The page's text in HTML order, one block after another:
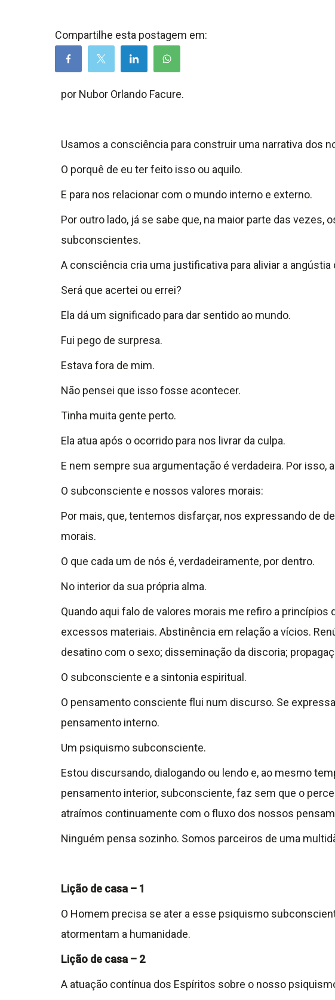
Compartilhe esta postagem em:
por Nubor Orlando Facure.
Usamos a consciência para construir uma narrativa dos
O porquê de eu ter feito isso ou aquilo.
E para nos relacionar com o mundo interno e externo.
Por outro lado, já se sabe que, na maior parte das
subconscientes.
A consciência cria uma justificativa para aliviar a angústia
Será que acertei ou errei?
Ela dá um significado para dar sentido ao mundo.
Fui pego de surpresa.
Estava fora de mim.
Não pensei que isso fosse acontecer.
Tinha muita gente perto.
Ela atua após o ocorrido para nos livrar da culpa.
E nem sempre sua argumentação é verdadeira. Por
O subconsciente e nossos valores morais:
Por mais, que, tentemos disfarçar, nos expressando de
morais.
O que cada um de nós é, verdadeiramente, por dentro.
No interior da sua própria alma.
Quando aqui falo de valores morais me refiro a
excessos materiais. Abstinência em relação a vícios.
desatino com o sexo; disseminação da discoria;
O subconsciente e a sintonia espiritual.
O pensamento consciente flui num discurso. Se
pensamento interno.
Um psiquismo subconsciente.
Estou discursando, dialogando ou lendo e, ao mesmo
pensamento interior, subconsciente, faz sem que o
atraímos continuamente com o fluxo dos nossos
Ninguém pensa sozinho. Somos parceiros de uma
Lição de casa – 1
O Homem precisa se ater a esse psiquismo
atormentam a humanidade.
Lição de casa – 2
A atuação contínua dos Espíritos sobre o nosso